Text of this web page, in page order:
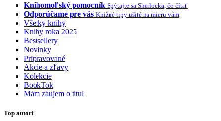
Knihomoľský pomocník Spýtajte sa Sherlocka, čo čítať
Odporúčame pre vás Knižné tipy ušité na mieru vám
Všetky knihy
Knihy roka 2025
Bestsellery
Novinky
Pripravované
Akcie a zľavy
Kolekcie
BookTok
Mám záujem o titul
Top autori